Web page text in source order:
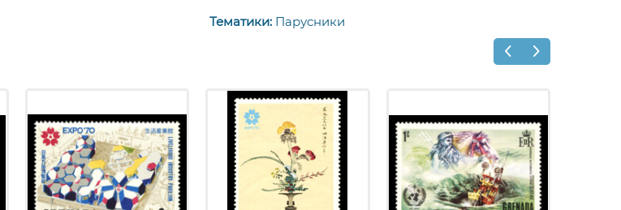
Тематики: Парусники